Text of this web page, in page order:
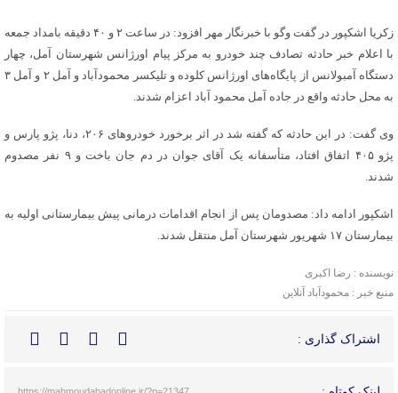
زکریا اشکپور در گفت وگو با خبرنگار مهر افزود: در ساعت ۲ و ۴۰ دقیقه بامداد جمعه
با اعلام خبر حادثه تصادف چند خودرو به مرکز پیام اورژانس شهرستان آمل، چهار
دستگاه آمبولانس از پایگاه‌های اورژانس کلوده و تلیکسر محمودآباد و آمل ۲ و آمل ۳
به محل حادثه واقع در جاده آمل محمود آباد اعزام شدند.
وی گفت: در این حادثه که گفته شد در اثر برخورد خودروهای ۲۰۶، دنا، پژو پارس و
پژو ۴۰۵ اتفاق افتاد، متأسفانه یک آقای جوان در دم جان باخت و ۹ نفر مصدوم
شدند.
اشکپور ادامه داد: مصدومان پس از انجام اقدامات درمانی پیش بیمارستانی اولیه به
بیمارستان ۱۷ شهریور شهرستان آمل منتقل شدند.
نویسنده : رضا اکبری
منبع خبر : محمودآباد آنلاین
اشتراک گذاری :